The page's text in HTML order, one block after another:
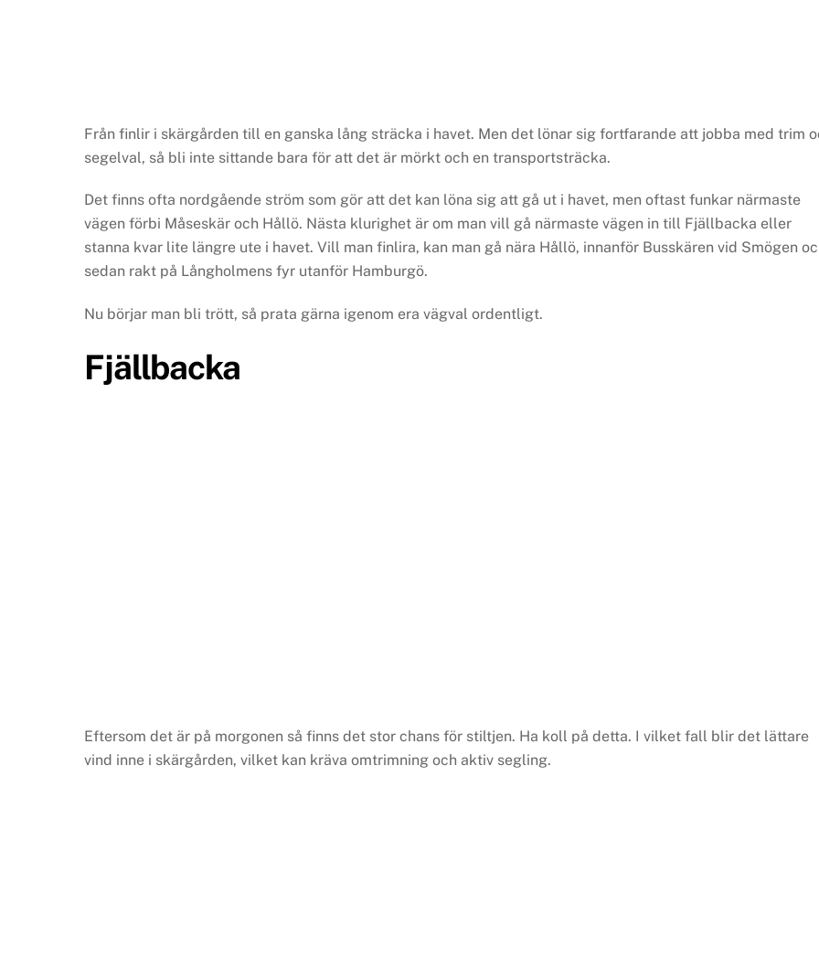
Från finlir i skärgården till en ganska lång sträcka i havet. Men det lönar sig fortfarande att jobba med trim
segelval, så bli inte sittande bara för att det är mörkt och en transportsträcka.
Det finns ofta nordgående ström som gör att det kan löna sig att gå ut i havet, men oftast funkar närmaste
vägen förbi Måseskär och Hållö. Nästa klurighet är om man vill gå närmaste vägen in till Fjällbacka eller
stanna kvar lite längre ute i havet. Vill man finlira, kan man gå nära Hållö, innanför Busskären vid Smögen
sedan rakt på Långholmens fyr utanför Hamburgö.
Nu börjar man bli trött, så prata gärna igenom era vägval ordentligt.
Fjällbacka
Eftersom det är på morgonen så finns det stor chans för stiltjen. Ha koll på detta. I vilket fall blir det lättare
vind inne i skärgården, vilket kan kräva omtrimning och aktiv segling.